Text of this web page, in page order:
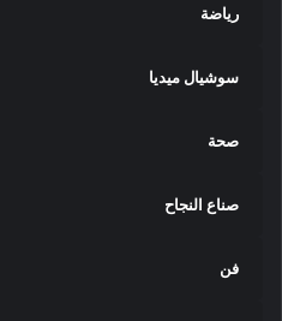
رياضة
سوشيال ميديا
صحة
صناع النجاح
فن